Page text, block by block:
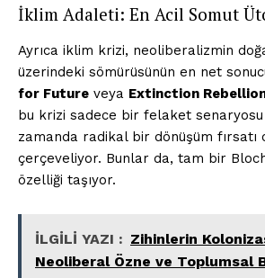
İklim Adaleti: En Acil Somut
Ayrıca iklim krizi, neoliberalizmin
üzerindeki sömürüsünün en net
for Future veya Extinction
bu krizi sadece bir felaket senaryosu
zamanda radikal bir dönüşüm fırsatı
çerçeveliyor. Bunlar da, tam bir
özelliği taşıyor.
İLGİLİ YAZI : Zihinlerin
Neoliberal Özne ve Toplumsal